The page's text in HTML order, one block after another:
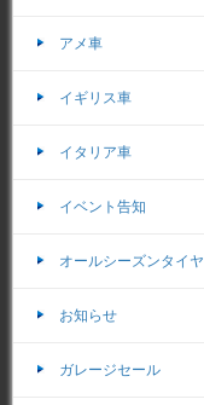
アメ車
イギリス車
イタリア車
イベント告知
オールシーズンタイヤ
お知らせ
ガレージセール